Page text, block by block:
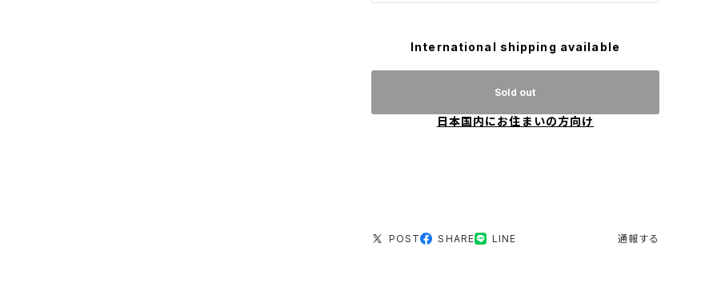
International shipping available
Sold out
日本国内にお住まいの方向け
POST SHARE LINE 通報する